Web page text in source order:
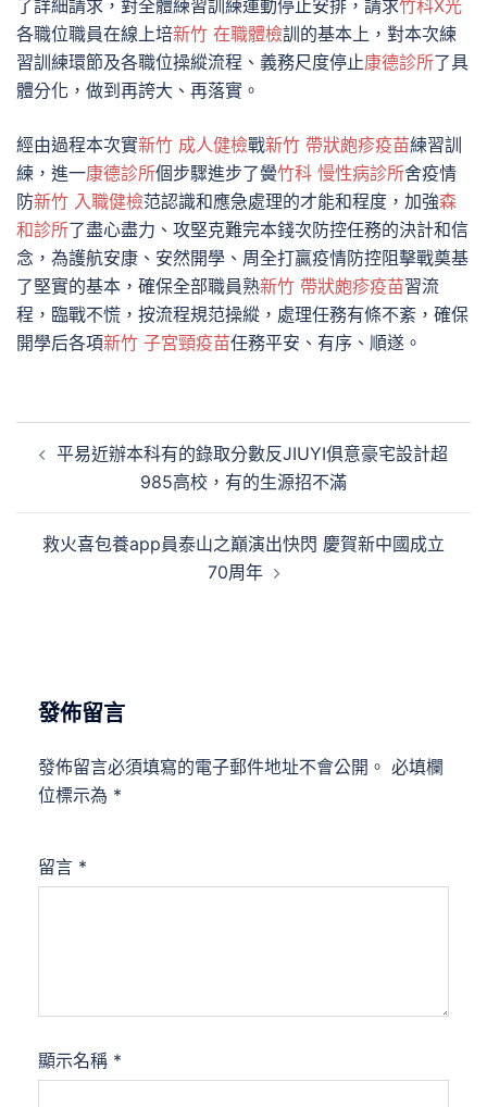
了詳細請求，對全體練習訓練運動停止安排，請求竹科X光
各職位職員在線上培新竹 在職體檢訓的基本上，對本次練
習訓練環節及各職位操縱流程、義務尺度停止康德診所了具
體分化，做到再誇大、再落實。
經由過程本次實新竹 成人健檢戰新竹 帶狀皰疹疫苗練習訓
練，進一康德診所個步驟進步了黌竹科 慢性病診所舍疫情
防新竹 入職健檢范認識和應急處理的才能和程度，加強森
和診所了盡心盡力、攻堅克難完本錢次防控任務的決計和信
念，為護航安康、安然開學、周全打贏疫情防控阻擊戰奠基
了堅實的基本，確保全部職員熟新竹 帶狀皰疹疫苗習流
程，臨戰不慌，按流程規范操縱，處理任務有條不紊，確保
開學后各項新竹 子宮頸疫苗任務平安、有序、順遂。
章
平易近辦本科有的錄取分數反JIUYI俱意豪宅設計超
985高校，有的生源招不滿
救火喜包養app員泰山之巔演出快閃 慶賀新中國成立
70周年
發佈留言
發佈留言必須填寫的電子郵件地址不會公開。 必填欄
位標示為 *
留言 *
顯示名稱 *